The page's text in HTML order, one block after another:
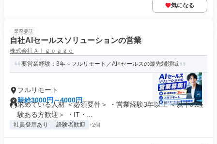
気になる
業務委託
自社AIセールスソリューションの営業
株式会社Ａｌｇｏａｇｅ
要営業経験：3年～フルリモート／AI×セールスの最先端領域
フルリモート
時給3000円～4000円
求めている人材 ＜必須要件＞ ・営業経験3年以上 ＜以下の経
験ある方歓迎＞ ・IT・...
社員登用あり 経験者歓迎 +2個